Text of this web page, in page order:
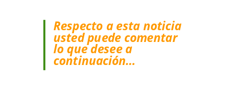
Respecto a esta noticia
usted puede comentar
lo que desee a
continuación…